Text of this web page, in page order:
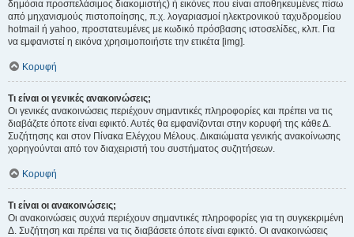
δημόσια προσπελάσιμος διακομιστής) ή εικόνες που είναι αποθηκευμένες πίσω
από μηχανισμούς πιστοποίησης, π.χ. λογαριασμοί ηλεκτρονικού ταχυδρομείου
hotmail ή yahoo, προστατευμένες με κωδικό πρόσβασης ιστοσελίδες, κλπ. Για
να εμφανιστεί η εικόνα χρησιμοποιήστε την ετικέτα [img].
Κορυφή
Τι είναι οι γενικές ανακοινώσεις;
Οι γενικές ανακοινώσεις περιέχουν σημαντικές πληροφορίες και πρέπει να τις
διαβάζετε όποτε είναι εφικτό. Αυτές θα εμφανίζονται στην κορυφή της κάθε Δ.
Συζήτησης και στον Πίνακα Ελέγχου Μέλους. Δικαιώματα γενικής ανακοίνωσης
χορηγούνται από τον διαχειριστή του συστήματος συζητήσεων.
Κορυφή
Τι είναι οι ανακοινώσεις;
Οι ανακοινώσεις συχνά περιέχουν σημαντικές πληροφορίες για τη συγκεκριμένη
Δ. Συζήτηση και πρέπει να τις διαβάσετε όποτε είναι εφικτό. Οι ανακοινώσεις